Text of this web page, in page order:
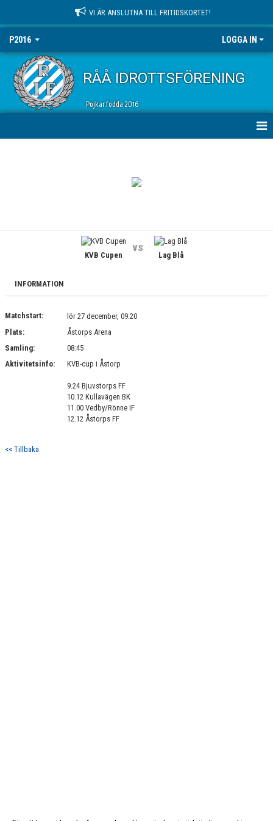
VI ÄR ANSLUTNA TILL FRITIDSKORTET!
P2016 LOGGA IN
RÅÅ IDROTTSFÖRENING
Pojkar födda 2016
BILDGALLERI
KONTAKT
KVB Cupen
vs
Lag Blå
INFORMATION
Matchstart:
lör 27 december, 09:20
Plats:
Åstorps Arena
Samling:
08:45
Aktivitetsinfo:
KVB-cup i Åstorp
9.24 Bjuvstorps FF
10.12 Kullavägen BK
11.00 Vedby/Rönne IF
12.12 Åstorps FF
<< Tillbaka